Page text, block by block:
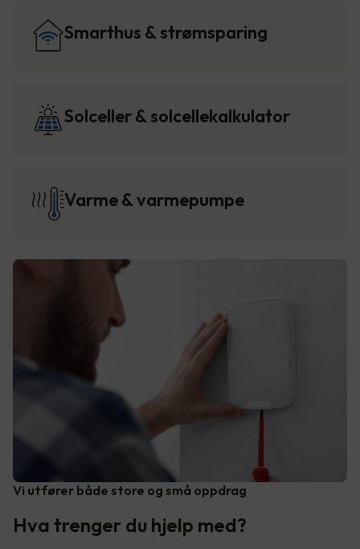
Smarthus & strømsparing
Solceller & solcellekalkulator
Varme & varmepumpe
Vi utfører både store og små oppdrag
Hva trenger du hjelp med?